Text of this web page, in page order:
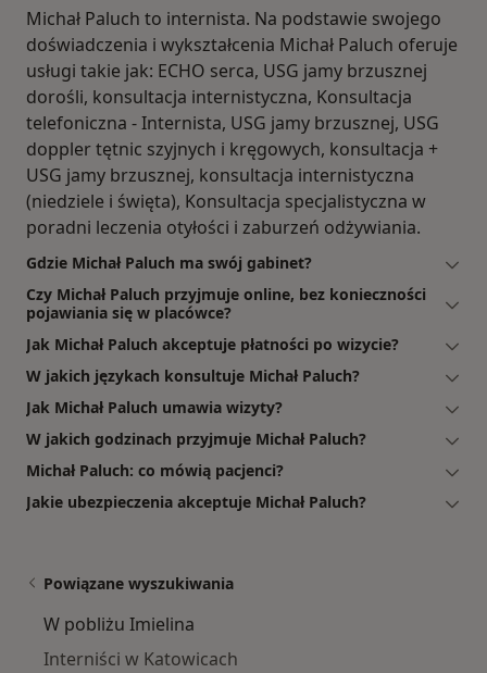
Michał Paluch to internista. Na podstawie swojego
doświadczenia i wykształcenia Michał Paluch oferuje
usługi takie jak: ECHO serca, USG jamy brzusznej
dorośli, konsultacja internistyczna, Konsultacja
telefoniczna - Internista, USG jamy brzusznej, USG
doppler tętnic szyjnych i kręgowych, konsultacja +
USG jamy brzusznej, konsultacja internistyczna
(niedziele i święta), Konsultacja specjalistyczna w
poradni leczenia otyłości i zaburzeń odżywiania.
Gdzie Michał Paluch ma swój gabinet?
Czy Michał Paluch przyjmuje online, bez konieczności
pojawiania się w placówce?
Jak Michał Paluch akceptuje płatności po wizycie?
W jakich językach konsultuje Michał Paluch?
Jak Michał Paluch umawia wizyty?
W jakich godzinach przyjmuje Michał Paluch?
Michał Paluch: co mówią pacjenci?
Jakie ubezpieczenia akceptuje Michał Paluch?
Powiązane wyszukiwania
W pobliżu Imielina
Interniści w Katowicach